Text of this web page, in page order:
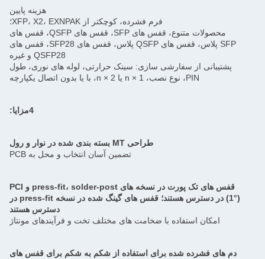
هزینه پایین
فرم فشرده، کوچکتر از XFP، X2، EXNPAK؛
محصولات متنوع، قفس های SFP، قفس های QSFP، قفس های
SFP پلاس، قفس های QSFP پلاس، قفس های SFP28، قفس های
QSFP28 و غیره
پشتیبانی از سفارشی سازی: سینک حرارتی، لوله های نوری، طول
PIN، نوع نصب، 1 × n یا 2 × n، با یا بدون اتصال یکپارچه
4مزایا:
طراحی MT بسته بندی شده در نوار و رول
تضمین آسان انتخاب و محل به PCB
قفس های تک پورت در نسخه های press-fit، solder-post و PCI
(1°) در دسترس هستند؛ قفس های گینگ شده در نسخه press-fit در
دسترس هستند
امکان استفاده با ضخامت های مختلف تخت و فرآیندهای مونتاژ
دم های فشرده شده برای استفاده از شکم به شکم برای قفس های